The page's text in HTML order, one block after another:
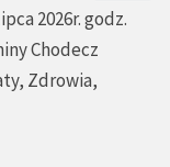
2026r. godz.
Chodecz
Zdrowia,